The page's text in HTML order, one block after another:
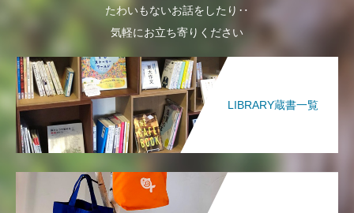
たわいもないお話をしたり‥
気軽にお立ち寄りください
LIBRARY蔵書一覧